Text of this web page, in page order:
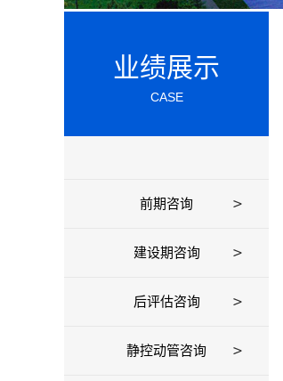
业绩展示
CASE
前期咨询
建设期咨询
后评估咨询
静控动管咨询